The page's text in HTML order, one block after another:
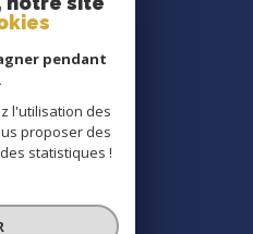
pendant
l'utilisation des
proposer des
statistiques !